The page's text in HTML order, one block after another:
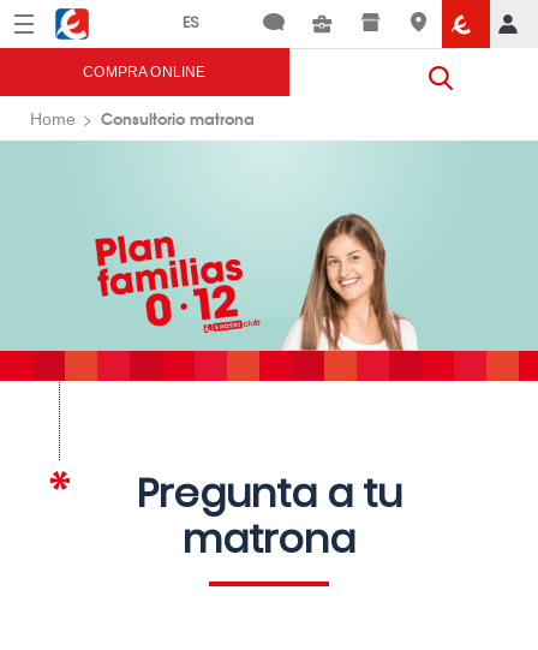
Menú Eroski
COMPRA ONLINE
Home Consultorio matrona
Pregunta a tu
matrona